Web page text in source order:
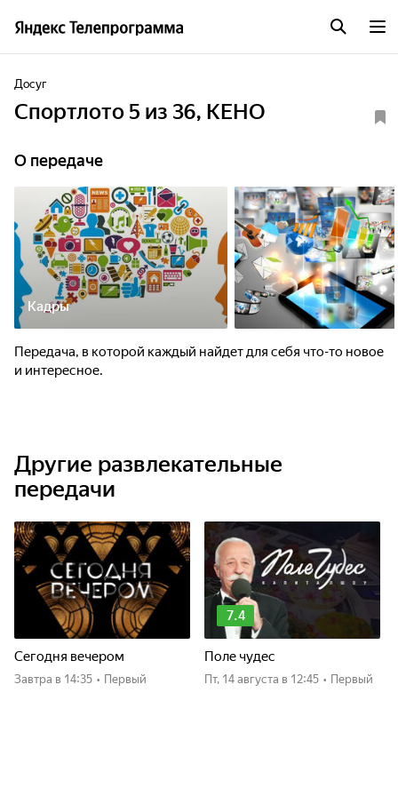
Досуг
Спортлото 5 из 36, КЕНО
О передаче
Кадры
Передача, в которой каждый найдет для себя что-то новое
и интересное.
Другие развлекательные
передачи
Сегодня вечером
Завтра в 14:35 • Первый
7.4
Поле чудес
пт, 14 августа в 12:45 • Первый